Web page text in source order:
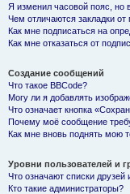
Я изменил часовой пояс, но
Чем отличаются закладки от
Как мне подписаться на
Как мне отказаться от
Создание сообщений
Что такое BBCode?
Могу ли я добавлять
Что означает кнопка
Почему моё сообщение
Как мне вновь поднять мою
Уровни пользователей и
Что означают списки друзей
Кто такие администраторы?